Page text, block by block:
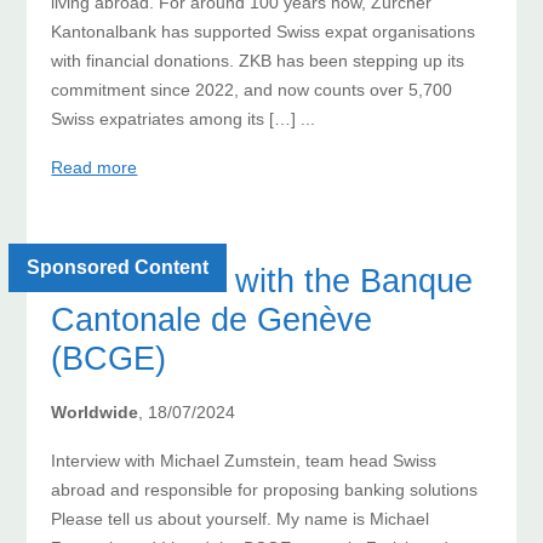
Kantonalbank has supported Swiss expat organisations
with financial donations. ZKB has been stepping up its
commitment since 2022, and now counts over 5,700
Swiss expatriates among its […] ...
Read more
Sponsored Content
On the road with the Banque
Cantonale de Genève
(BCGE)
Worldwide , 18/07/2024
Interview with Michael Zumstein, team head Swiss
abroad and responsible for proposing banking solutions
Please tell us about yourself. My name is Michael